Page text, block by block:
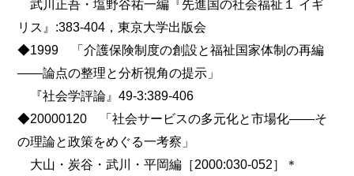
武川正吾・塩野谷祐一編『先進国の社会福祉１ イギ
リス』:383-404，東京大学出版会
◆1999 「介護保険制度の創設と福祉国家体制の再編
――論点の整理と分析視角の提示」
『社会学評論』49-3:389-406
◆20000120 「社会サービスの多元化と市場化――そ
の理論と政策をめぐる一考察」
大山・炭谷・武川・平岡編［2000:030-052］＊